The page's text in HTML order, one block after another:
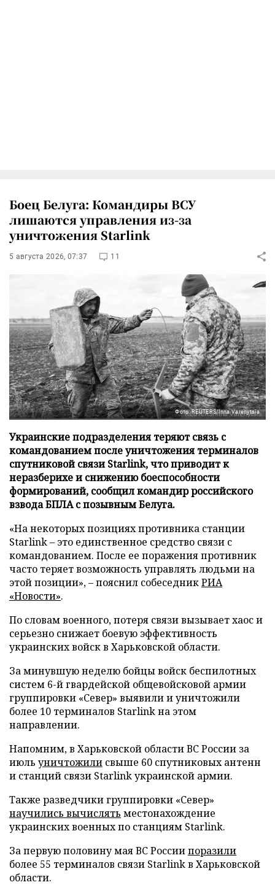
Боец Белуга: Командиры ВСУ
лишаются управления из-за
уничтожения Starlink
5 августа 2026, 07:37 11
Фото: REUTERS/Inna Varenytsia
Украинские подразделения теряют связь с
командованием после уничтожения терминалов
спутниковой связи Starlink, что приводит к
неразберихе и снижению боеспособности
формирований, сообщил командир российского
взвода БПЛА с позывным Белуга.
«На некоторых позициях противника станции
Starlink – это единственное средство связи с
командованием. После ее поражения противник
часто теряет возможность управлять людьми на
этой позиции», – пояснил собеседникРИА
«Новости».
По словам военного, потеря связи вызывает хаос и
серьезно снижает боевую эффективность
украинских войск в Харьковской области.
За минувшую неделю бойцы войск беспилотных
систем 6-й гвардейской общевойсковой армии
группировки «Север» выявили и уничтожили
более 10 терминалов Starlink на этом
направлении.
Напомним, в Харьковской области ВС России за
июль уничтожили свыше 60 спутниковых антенн
и станций связи Starlink украинской армии.
Также разведчики группировки «Север»
научились вычислять местонахождение
украинских военных по станциям Starlink.
За первую половину мая ВС Россиипоразили
более 55 терминалов связи Starlink в Харьковской
области.